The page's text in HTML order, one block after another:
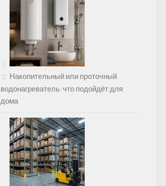
Накопительный или проточный
водонагреватель: что подойдёт для
дома